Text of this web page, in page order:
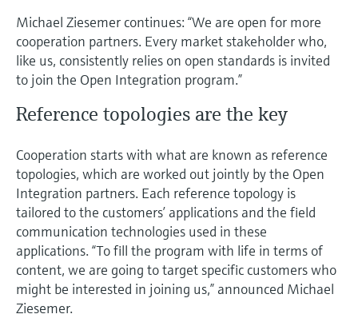
备件查找工具
您可通过产品型号、订单代码或序列号，轻
松查找所需备件。
Michael Ziesemer continues: “We are open for more
cooperation partners. Every market stakeholder who,
like us, consistently relies on open standards is invited
to join the Open Integration program.”
Reference topologies are the key
Cooperation starts with what are known as reference
topologies, which are worked out jointly by the Open
Integration partners. Each reference topology is
tailored to the customers’ applications and the field
communication technologies used in these
applications. “To fill the program with life in terms of
content, we are going to target specific customers who
might be interested in joining us,” announced Michael
Ziesemer.